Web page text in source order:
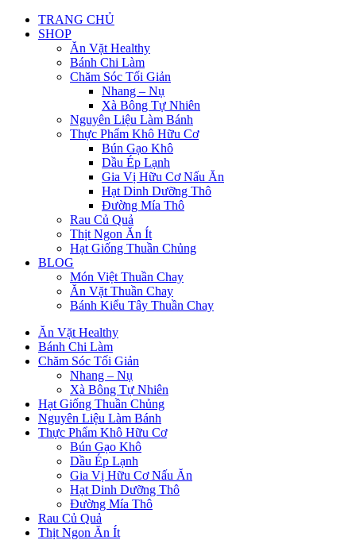
TRANG CHỦ
SHOP
Ăn Vặt Healthy
Bánh Chi Làm
Chăm Sóc Tối Giản
Nhang – Nụ
Xà Bông Tự Nhiên
Nguyên Liệu Làm Bánh
Thực Phẩm Khô Hữu Cơ
Bún Gạo Khô
Dầu Ép Lạnh
Gia Vị Hữu Cơ Nấu Ăn
Hạt Dinh Dưỡng Thô
Đường Mía Thô
Rau Củ Quả
Thịt Ngon Ăn Ít
Hạt Giống Thuần Chủng
BLOG
Món Việt Thuần Chay
Ăn Vặt Thuần Chay
Bánh Kiểu Tây Thuần Chay
Ăn Vặt Healthy
Bánh Chi Làm
Chăm Sóc Tối Giản
Nhang – Nụ
Xà Bông Tự Nhiên
Hạt Giống Thuần Chủng
Nguyên Liệu Làm Bánh
Thực Phẩm Khô Hữu Cơ
Bún Gạo Khô
Dầu Ép Lạnh
Gia Vị Hữu Cơ Nấu Ăn
Hạt Dinh Dưỡng Thô
Đường Mía Thô
Rau Củ Quả
Thịt Ngon Ăn Ít